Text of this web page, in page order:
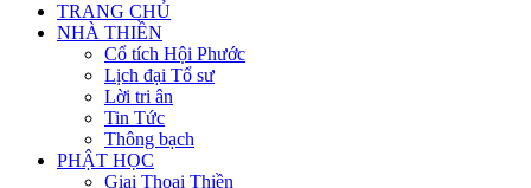
TRANG CHỦ
NHÀ THIỀN
Cổ tích Hội Phước
Lịch đại Tổ sư
Lời tri ân
Tin Tức
Thông bạch
PHẬT HỌC
Giai Thoại Thiền